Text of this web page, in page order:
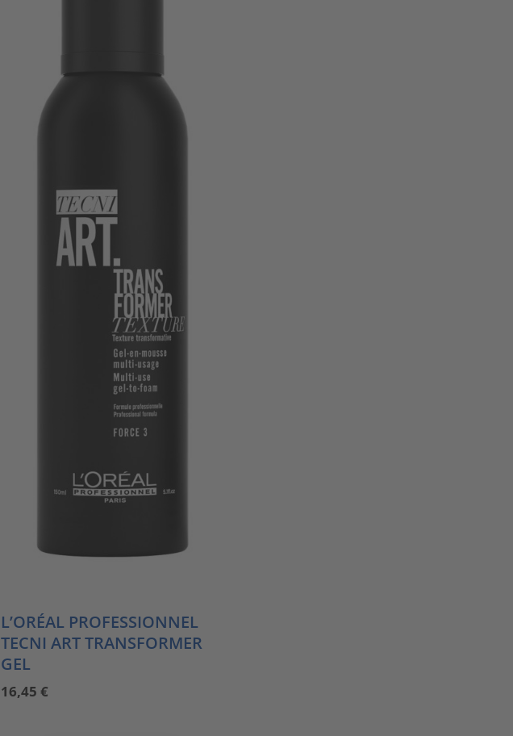
L’ORÉAL PROFESSIONNEL
TECNI ART TRANSFORMER
GEL
16,45€